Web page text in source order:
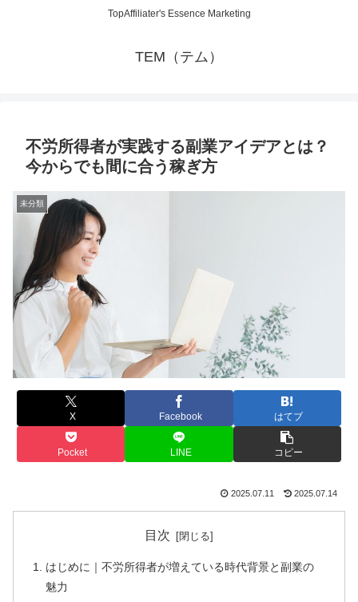
TopAffiliater's Essence Marketing
TEM（テム）
不労所得者が実践する副業アイデアとは？
今からでも間に合う稼ぎ方
未分類
X Facebook はてブ
Pocket LINE コピー
2025.07.11 2025.07.14
目次
はじめに｜不労所得者が増えている時代背景と副業の
魅力